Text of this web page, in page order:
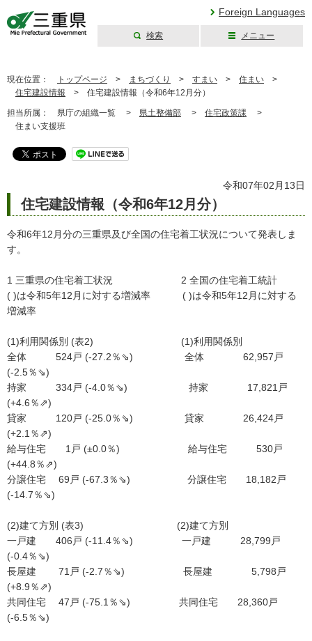
Foreign Languages
検索 メニュー
現在位置： トップページ > まちづくり > すまい > 住まい >
住宅建設情報 > 住宅建設情報（令和6年12月分）
担当所属： 県庁の組織一覧 > 県土整備部 > 住宅政策課 >
住まい支援班
令和07年02月13日
住宅建設情報（令和6年12月分）
令和6年12月分の三重県及び全国の住宅着工状況について発表しま
す。
1 三重県の住宅着工状況 2 全国の住宅着工統計
( )は令和5年12月に対する増減率 ( )は令和5年12月に対する
増減率
(1)利用関係別 (表2) (1)利用関係別
全体 524戸 (-27.2％⇘) 全体 62,957戸
(-2.5％⇘)
持家 334戸 (-4.0％⇘) 持家 17,821戸
(+4.6％⇗)
貸家 120戸 (-25.0％⇘) 貸家 26,424戸
(+2.1％⇗)
給与住宅 1戸 (±0.0％) 給与住宅 530戸
(+44.8％⇗)
分譲住宅 69戸 (-67.3％⇘) 分譲住宅 18,182戸
(-14.7％⇘)
(2)建て方別 (表3) (2)建て方別
一戸建 406戸 (-11.4％⇘) 一戸建 28,799戸
(-0.4％⇘)
長屋建 71戸 (-2.7％⇘) 長屋建 5,798戸
(+8.9％⇗)
共同住宅 47戸 (-75.1％⇘) 共同住宅 28,360戸
(-6.5％⇘)